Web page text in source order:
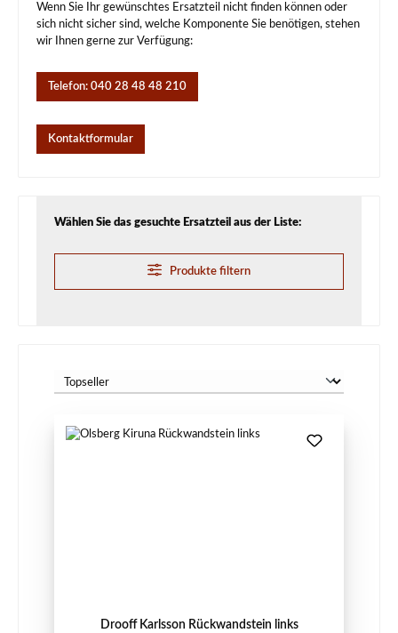
Wenn Sie Ihr gewünschtes Ersatzteil nicht finden können oder
sich nicht sicher sind, welche Komponente Sie benötigen, stehen
wir Ihnen gerne zur Verfügung:
Telefon: 040 28 48 48 210
Kontaktformular
Wählen Sie das gesuchte Ersatzteil aus der Liste:
Produkte filtern
Drooff Karlsson Rückwandstein links